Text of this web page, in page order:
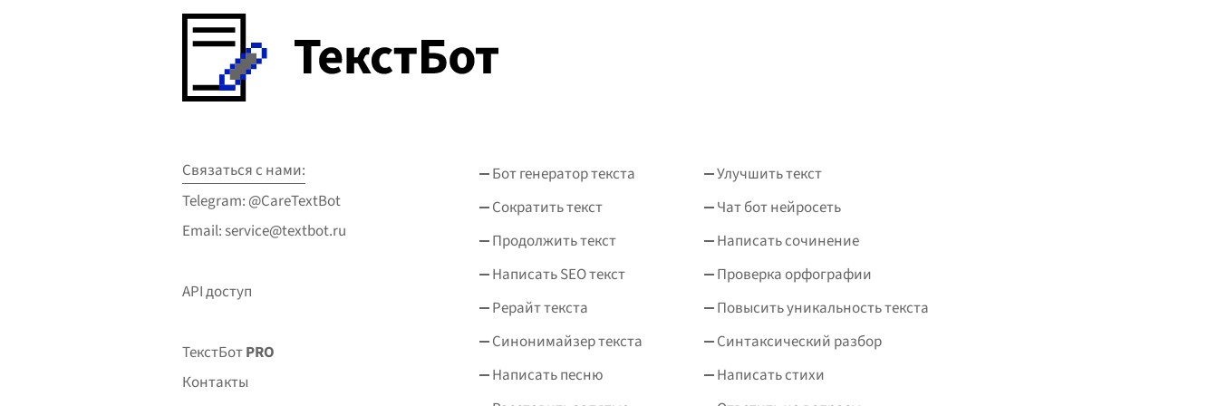
Связаться с нами:
Telegram: @CareTextBot
Email: service@textbot.ru
API доступ
ТекстБотPRO
Контакты
Бот генератор текста
Улучшить текст
Сократить текст
Чат бот нейросеть
Продолжить текст
Написать сочинение
Написать SEO текст
Проверка орфографии
Рерайт текста
Повысить уникальность текста
Синонимайзер текста
Синтаксический разбор
Написать песню
Написать стихи